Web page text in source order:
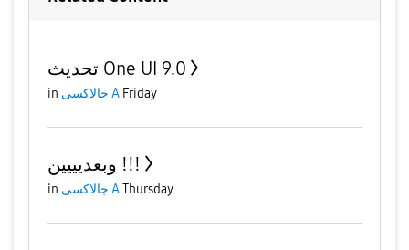
تحديث One UI 9.0
in جالاكسى A Friday
وبعديييين !!!
in جالاكسى AThursday